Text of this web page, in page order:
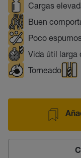
Cargas
Buen
Poco
Vida útil larga
Torneado